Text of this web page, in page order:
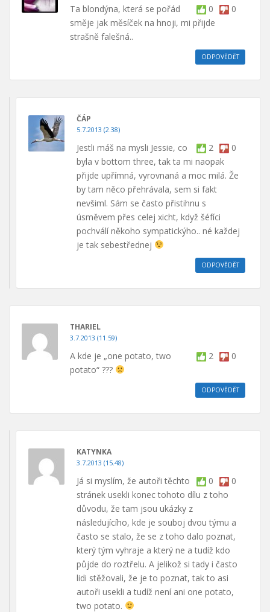
0 0
Ta blondýna, která se pořád
směje jak měsíček na hnoji, mi přijde
strašně falešná..
ODPOVĚDĚT
ČÁP
5.7.2013 (2.38)
2 0
Jestli máš na mysli Jessie, co
byla v bottom three, tak ta mi naopak
přijde upřímná, vyrovnaná a moc milá. Že
by tam něco přehrávala, sem si fakt
nevšiml. Sám se často přistihnu s
úsměvem přes celej xicht, když šéfíci
pochválí někoho sympatickýho.. né každej
je tak sebestřednej
ODPOVĚDĚT
THARIEL
3.7.2013 (11.59)
2 0
A kde je „one potato, two
potato“ ???
ODPOVĚDĚT
KATYNKA
3.7.2013 (15.48)
0 0
Já si myslím, že autoři těchto
stránek usekli konec tohoto dílu z toho
důvodu, že tam jsou ukázky z
následujícího, kde je souboj dvou týmu a
často se stalo, že se z toho dalo poznat,
který tým vyhraje a který ne a tudíž kdo
půjde do roztřelu. A jelikož si tady i často
lidi stěžovali, že je to poznat, tak to asi
autoři usekli a tudíž není ani one potato,
two potato.